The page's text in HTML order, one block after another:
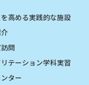
高める実践的な施設
問
リテーション学科実習
ター